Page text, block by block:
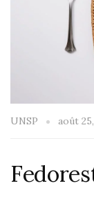
UNSP août